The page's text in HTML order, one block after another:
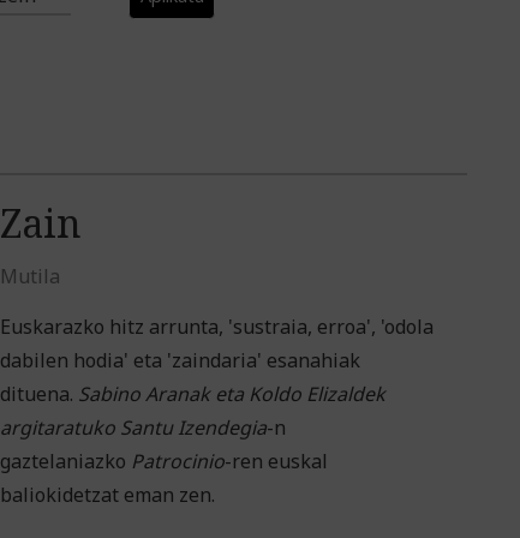
Zain
Mutila
Euskarazko hitz arrunta, 'sustraia, erroa', 'odola
dabilen hodia' eta 'zaindaria' esanahiak
dituena. Sabino Aranak eta Koldo Elizaldek
argitaratuko Santu Izendegia-n
gaztelaniazko Patrocinio-ren euskal
baliokidetzat eman zen.